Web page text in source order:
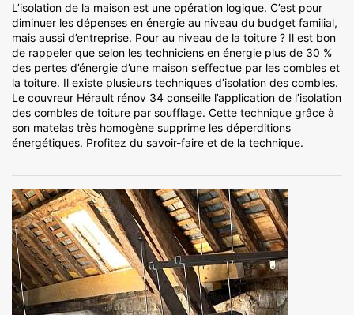
L’isolation de la maison est une opération logique. C’est pour
diminuer les dépenses en énergie au niveau du budget familial,
mais aussi d’entreprise. Pour au niveau de la toiture ? Il est bon
de rappeler que selon les techniciens en énergie plus de 30 %
des pertes d’énergie d’une maison s’effectue par les combles et
la toiture. Il existe plusieurs techniques d’isolation des combles.
Le couvreur Hérault rénov 34 conseille l’application de l’isolation
des combles de toiture par soufflage. Cette technique grâce à
son matelas très homogène supprime les déperditions
énergétiques. Profitez du savoir-faire et de la technique.